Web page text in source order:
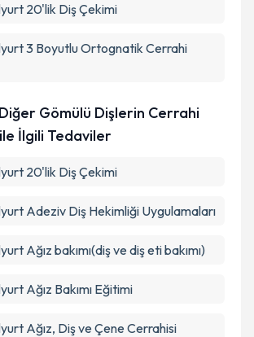
20'lik Diş Çekimi
3 Boyutlu Ortognatik Cerrahi
Gömülü Dişlerin Cerrahi
İlgili Tedaviler
20'lik Diş Çekimi
Adeziv Diş Hekimliği Uygulamaları
Ağız bakımı(diş ve diş eti bakımı)
Ağız Bakımı Eğitimi
Ağız, Diş ve Çene Cerrahisi